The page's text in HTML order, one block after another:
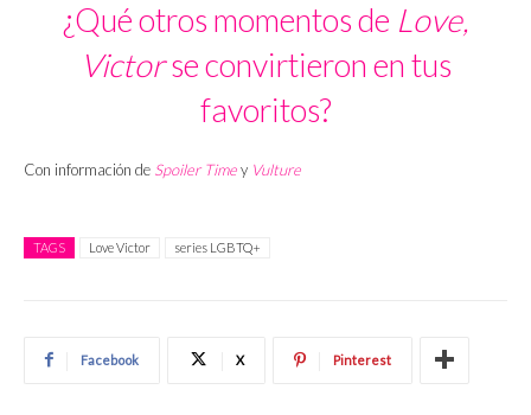
¿Qué otros momentos de Love,
Victorse convirtieron en tus
favoritos?
Con información de Spoiler Timey Vulture
TAGS Love Victor series LGBTQ+
Facebook X Pinterest